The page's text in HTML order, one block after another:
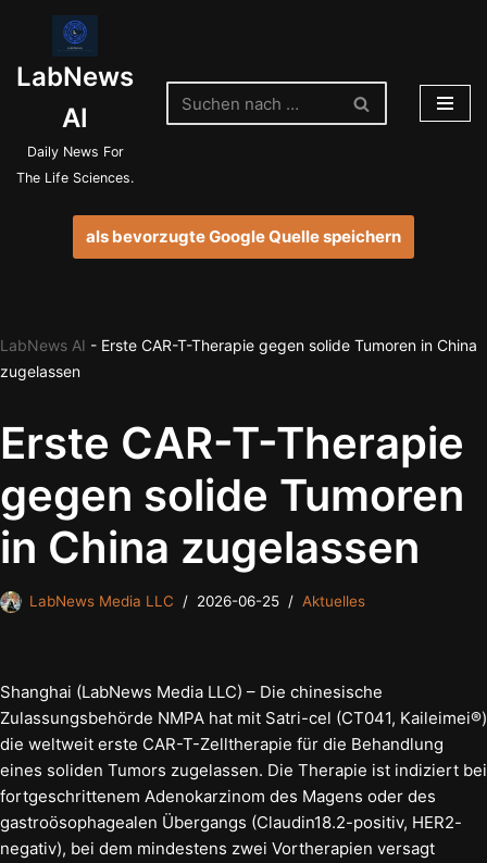
Inhalt
springen
LabNews
AI
Daily News For
The Life Sciences.
als bevorzugte Google Quelle speichern
LabNews AI - Erste CAR-T-Therapie gegen solide Tumoren in China
zugelassen
Erste CAR-T-Therapie
gegen solide Tumoren
in China zugelassen
LabNews Media LLC 2026-06-25 Aktuelles
Shanghai (LabNews Media LLC) – Die chinesische
Zulassungsbehörde NMPA hat mit Satri-cel (CT041, Kaileimei®)
die weltweit erste CAR-T-Zelltherapie für die Behandlung
eines soliden Tumors zugelassen. Die Therapie ist indiziert bei
fortgeschrittenem Adenokarzinom des Magens oder des
gastroösophagealen Übergangs (Claudin18.2-positiv, HER2-
negativ), bei dem mindestens zwei Vortherapien versagt